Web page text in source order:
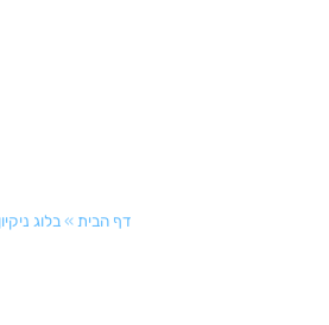
דף הבית »בלוג